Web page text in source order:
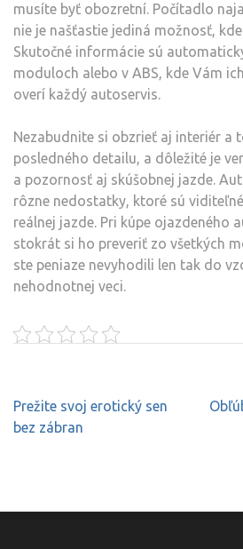
musíte byť obozretní. Počítadlo
nie je našťastie jediná možnosť,
Skutočné informácie sú
moduloch alebo v ABS, kde Vám
overí každý autoservis.
Nezabudnite si obzrieť aj interiér a
posledného detailu, a dôležité je
a pozornosť aj skúšobnej jazde.
rôzne nedostatky, ktoré sú
reálnej jazde. Pri kúpe ojazdeného
stokrát si ho preveriť zo všetkých
ste peniaze nevyhodili len tak do
nehodnotnej veci.
Navigace
pro
Prežite svoj erotický sen
bez zábran